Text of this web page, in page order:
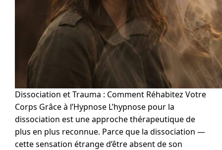
Dissociation et Trauma : Comment Réhabitez Votre
Corps Grâce à l’Hypnose L’hypnose pour la
dissociation est une approche thérapeutique de
plus en plus reconnue. Parce que la dissociation —
cette sensation étrange d’être absent de son